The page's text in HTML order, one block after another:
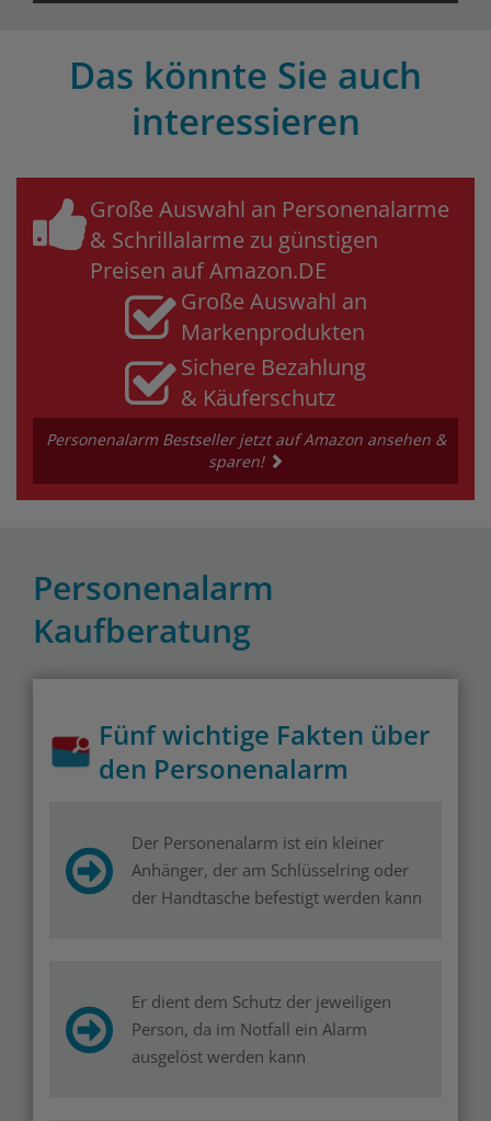
Das könnte Sie auch
interessieren
Große Auswahl an Personenalarme
& Schrillalarme zu günstigen
Preisen auf Amazon.DE
Große Auswahl an
Markenprodukten
Sichere Bezahlung
& Käuferschutz
Personenalarm Bestseller jetzt auf Amazon ansehen &
sparen!
Personenalarm
Kaufberatung
Fünf wichtige Fakten über
den Personenalarm
Der Personenalarm ist ein kleiner
Anhänger, der am Schlüsselring oder
der Handtasche befestigt werden kann
Er dient dem Schutz der jeweiligen
Person, da im Notfall ein Alarm
ausgelöst werden kann